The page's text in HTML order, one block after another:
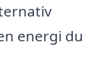
energi du